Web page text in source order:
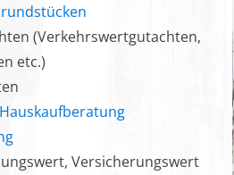
(Verkehrswertgutachten,
etc.)
Versicherungswert